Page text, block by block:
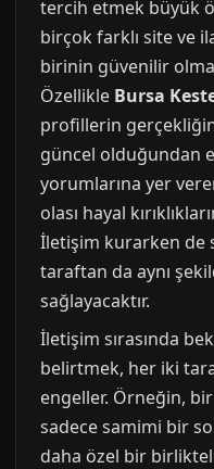
tercih etmek büyük
birçok farklı site ve
birinin güvenilir
Özellikle Bursa
profillerin
güncel olduğundan
yorumlarına yer
olası hayal
İletişim kurarken de
taraftan da aynı
sağlayacaktır.
İletişim sırasında
belirtmek, her iki
engeller. Örneğin,
sadece samimi bir
daha özel bir